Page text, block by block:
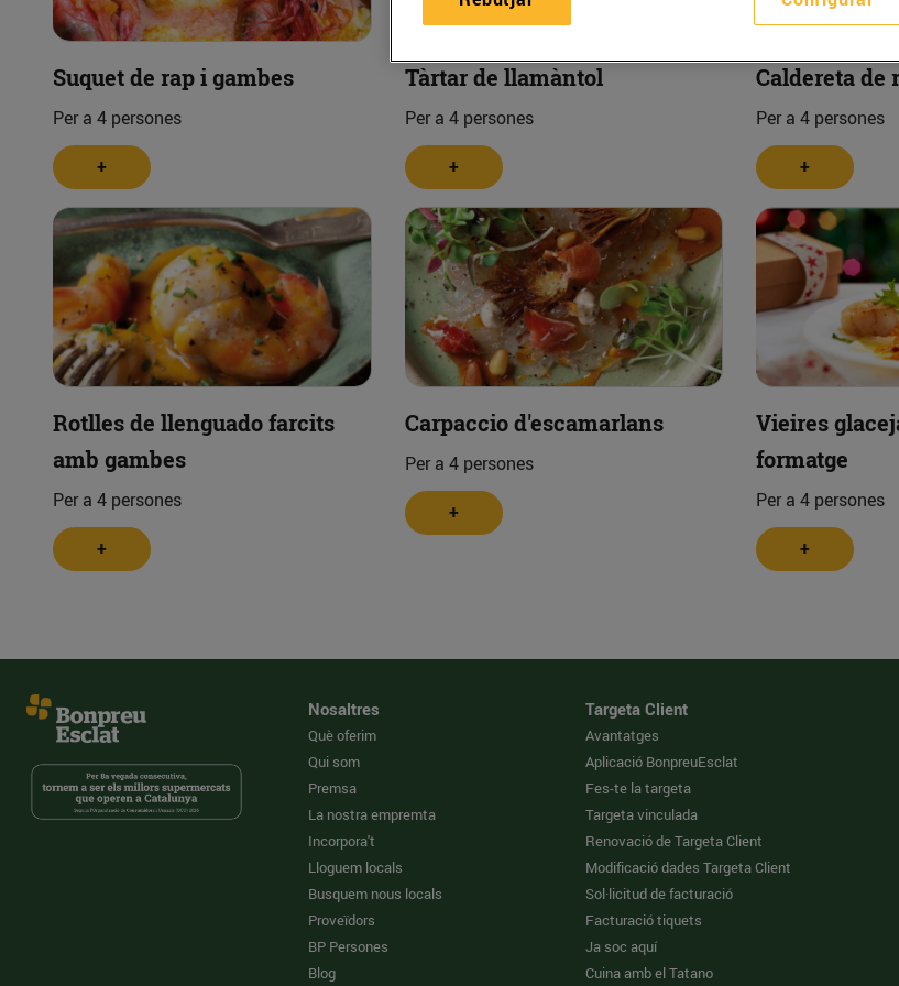
Suquet de rap i gambes
Per a 4 persones
+
Tàrtar de llamàntol
Per a 4 persones
+
Caldereta de
Per a 4 persones
+
Rotlles de llenguado farcits
amb gambes
Per a 4 persones
+
Carpaccio d'escamarlans
Per a 4 persones
+
Vieires
formatge
Per a 4 persones
+
Nosaltres
Què oferim
Qui som
Premsa
La nostra empremta
Incorpora't
Lloguem locals
Busquem nous locals
Proveïdors
BP Persones
Blog
Targeta Client
Avantatges
Aplicació BonpreuEsclat
Fes-te la targeta
Targeta vinculada
Renovació de Targeta Client
Modificació dades Targeta Client
Sol·licitud de facturació
Facturació tiquets
Ja soc aquí
Cuina amb el Tatano